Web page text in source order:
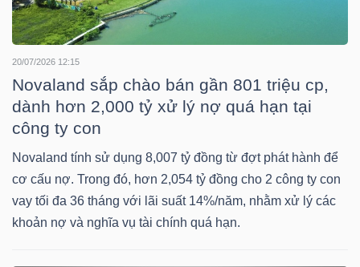
20/07/2026 12:15
Novaland sắp chào bán gần 801 triệu cp,
dành hơn 2,000 tỷ xử lý nợ quá hạn tại
công ty con
Novaland tính sử dụng 8,007 tỷ đồng từ đợt phát hành để
cơ cấu nợ. Trong đó, hơn 2,054 tỷ đồng cho 2 công ty con
vay tối đa 36 tháng với lãi suất 14%/năm, nhằm xử lý các
khoản nợ và nghĩa vụ tài chính quá hạn.
NGUYÊN
VẬT
LIỆU
CÔNG
NGHIỆP